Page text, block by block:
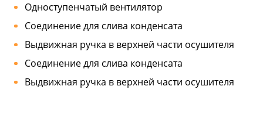
Одноступенчатый вентилятор
Соединение для слива конденсата
Выдвижная ручка в верхней части осушителя
Соединение для слива конденсата
Выдвижная ручка в верхней части осушителя